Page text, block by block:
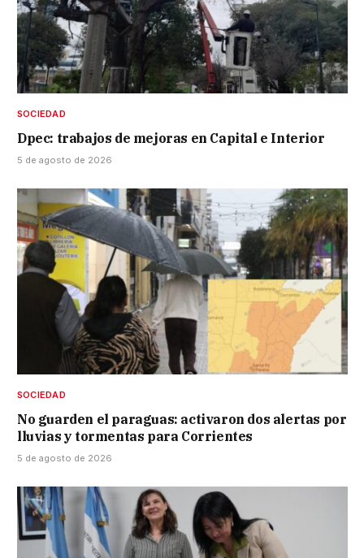
SOCIEDAD
Dpec: trabajos de mejoras en Capital e Interior
5 de agosto de 2026
SOCIEDAD
No guarden el paraguas: activaron dos alertas por
lluvias y tormentas para Corrientes
5 de agosto de 2026